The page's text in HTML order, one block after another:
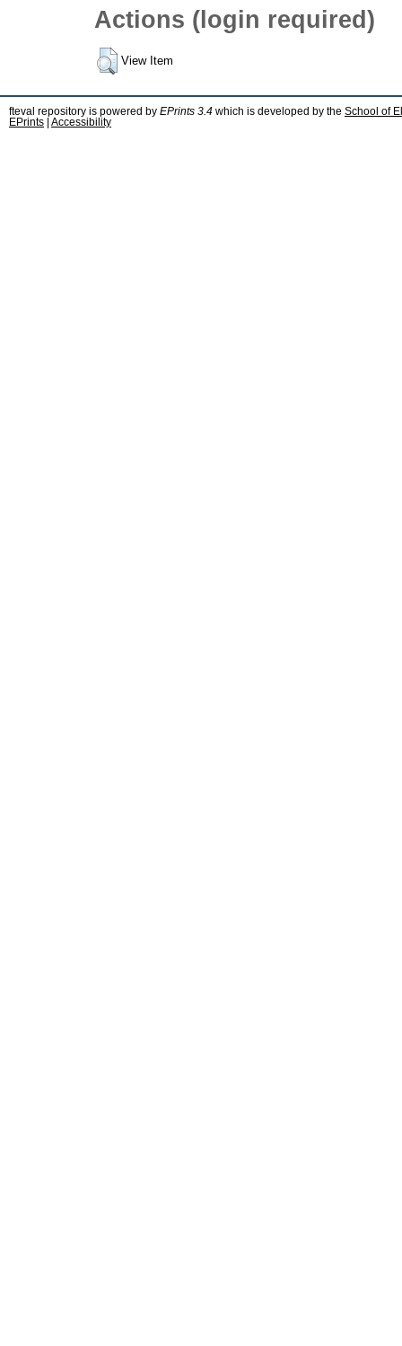
Actions (login required)
View Item
fteval repository is powered by EPrints 3.4 which is developed by the School of
EPrints
Accessibility